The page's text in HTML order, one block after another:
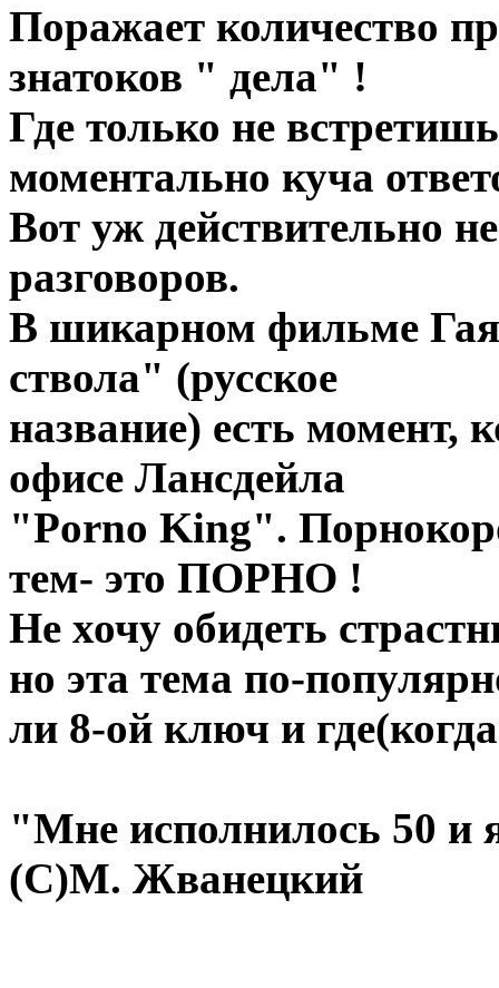
Поражает количество
знатоков " дела" !
Где только не
моментально куча
Вот уж действительно
разговоров.
В шикарном фильме
ствола" (русское
название) есть момент,
офисе Лансдейла
"Porno King".
тем- это ПОРНО !
Не хочу обидеть
но эта тема по-
ли 8-ой ключ и
"Мне исполнилось 50 и
(С)М. Жванецкий